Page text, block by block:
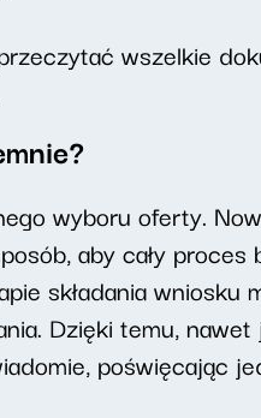
wszelkie
wyboru oferty.
aby cały proces
składania wniosku
Dzięki temu,
poświęcając